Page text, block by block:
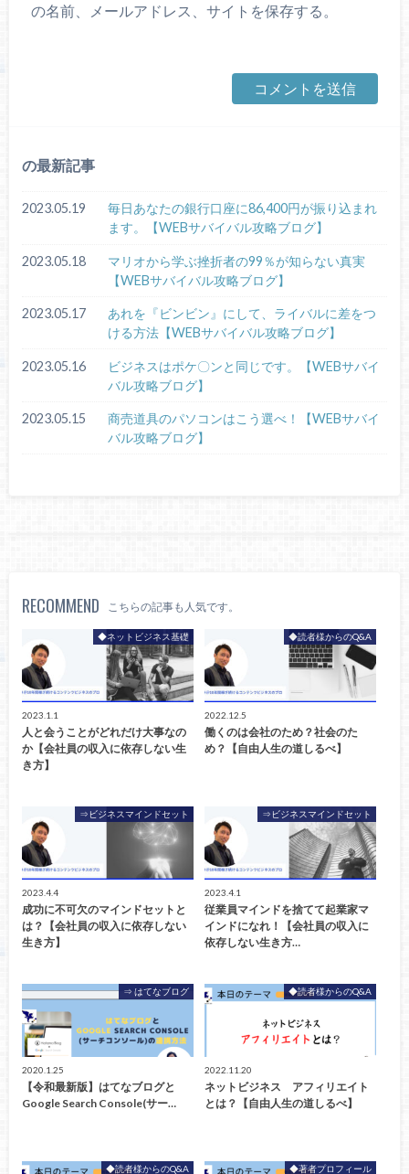
の名前、メールアドレス、サイトを保存する。
の最新記事
2023.05.19
毎日あなたの銀行口座に86,400円が振り込まれ
ます。【WEBサバイバル攻略ブログ】
2023.05.18
マリオから学ぶ挫折者の99％が知らない真実
【WEBサバイバル攻略ブログ】
2023.05.17
あれを『ビンビン』にして、ライバルに差をつ
ける方法【WEBサバイバル攻略ブログ】
2023.05.16
ビジネスはポケ〇ンと同じです。【WEBサバイ
バル攻略ブログ】
2023.05.15
商売道具のパソコンはこう選べ！【WEBサバイ
バル攻略ブログ】
RECOMMEND こちらの記事も人気です。
◆ネットビジネス基礎
2023.1.1
人と会うことがどれだけ大事なの
か【会社員の収入に依存しない生
き方】
◆読者様からのQ&A
2022.12.5
働くのは会社のため？社会のた
め？【自由人生の道しるべ】
⇒ビジネスマインドセット
2023.4.4
成功に不可欠のマインドセットと
は？【会社員の収入に依存しない
生き方】
⇒ビジネスマインドセット
2023.4.1
従業員マインドを捨てて起業家マ
インドになれ！【会社員の収入に
依存しない生き方…
⇒ はてなブログ
2020.1.25
【令和最新版】はてなブログと
Google Search Console(サー…
◆読者様からのQ&A
2022.11.20
ネットビジネス アフィリエイト
とは？【自由人生の道しるべ】
◆読者様からのQ&A ◆著者プロフィール